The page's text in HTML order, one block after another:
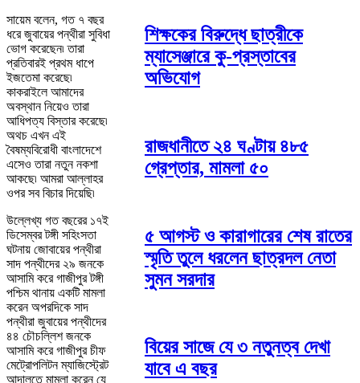
সায়েম বলেন, গত ৭ বছর
ধরে জুবায়ের পন্থীরা সুবিধা
ভোগ করেছেন৷ তারা
প্রতিবারই প্রথম ধাপে
ইজতেমা করেছে৷
কাকরাইলে আমাদের
অবস্থান নিয়েও তারা
আধিপত্য বিস্তার করেছে৷
অথচ এখন এই
বৈষম্যবিরোধী বাংলাদেশে
এসেও তারা নতুন নকশা
আকছে৷ আমরা আল্লাহর
ওপর সব বিচার দিয়েছি৷
উল্লেখ্য গত বছরের ১৭ই
ডিসেম্বর টঙ্গী সহিংসতা
ঘটনায় জোবায়ের পন্থীরা
সাদ পন্থীদের ২৯ জনকে
আসামি করে গাজীপুর টঙ্গী
পশ্চিম থানায় একটি মামলা
করেন অপরদিকে সাদ
পন্থীরা জুবায়ের পন্থীদের
৪৪ চৌচল্লিশ জনকে
আসামি করে গাজীপুর চীফ
মেট্রোপলিটন ম্যাজিস্ট্রেট
আদালতে মামলা করেন যে
শিক্ষকের বিরুদ্ধে ছাত্রীকে
ম্যাসেঞ্জারে কু-প্রস্তাবের
অভিযোগ
রাজধানীতে ২৪ ঘণ্টায় ৪৮৫
গ্রেপ্তার, মামলা ৫০
৫ আগস্ট ও কারাগারের শেষ রাতের
স্মৃতি তুলে ধরলেন ছাত্রদল নেতা
সুমন সরদার
বিয়ের সাজে যে ৩ নতুনত্ব দেখা
যাবে এ বছর